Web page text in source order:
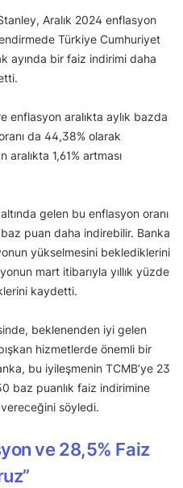
Aralık 2024 enflasyon
Türkiye Cumhuriyet
ayında bir faiz indirimi daha
enflasyon aralıkta aylık bazda
da 44,38% olarak
1,61% artması
gelen bu enflasyon oranı
puan daha indirebilir. Banka
yükselmesini beklediklerini
mart itibarıyla yıllık yüzde
kaydetti.
beklenenden iyi gelen
hizmetlerde önemli bir
bu iyileşmenin TCMB’ye 23
baz puanlık faiz indirimine
söyledi.
ve 28,5% Faiz